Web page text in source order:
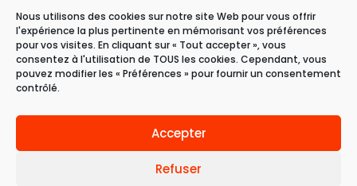
Nous utilisons des cookies sur notre site Web pour vous offrir
l'expérience la plus pertinente en mémorisant vos préférences
pour vos visites. En cliquant sur « Tout accepter », vous
consentez à l'utilisation de TOUS les cookies. Cependant, vous
pouvez modifier les « Préférences » pour fournir un consentement
contrôlé.
Accepter
Refuser
11 rue du raisin
68100 Mulhouse
Du mardi au samedi